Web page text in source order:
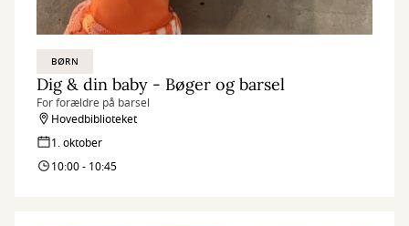
BØRN
Dig & din baby - Bøger og barsel
For forældre på barsel
Hovedbiblioteket
1. oktober
10:00 - 10:45